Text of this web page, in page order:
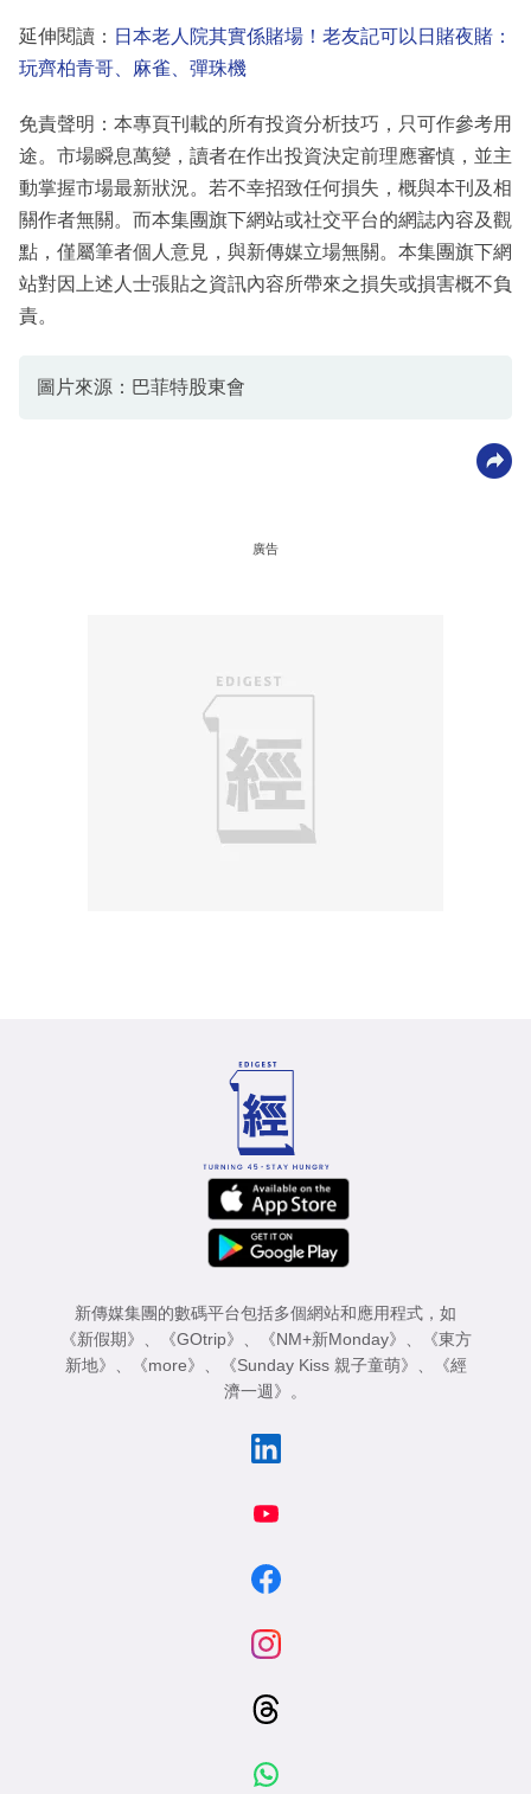
延伸閱讀： 日本老人院其實係賭場！老友記可以日賭夜賭：
玩齊柏青哥、麻雀、彈珠機
免責聲明：本專頁刊載的所有投資分析技巧，只可作參考用
途。市場瞬息萬變，讀者在作出投資決定前理應審慎，並主
動掌握市場最新狀況。若不幸招致任何損失，概與本刊及相
關作者無關。而本集團旗下網站或社交平台的網誌內容及觀
點，僅屬筆者個人意見，與新傳媒立場無關。本集團旗下網
站對因上述人士張貼之資訊內容所帶來之損失或損害概不負
責。
圖片來源：巴菲特股東會
廣告
新傳媒集團的數碼平台包括多個網站和應用程式，如
《新假期》
《GOtrip》 《NM+新Monday》
《東方
新地》
《more》 《Sunday Kiss 親子童萌》
《經
濟一週》
。